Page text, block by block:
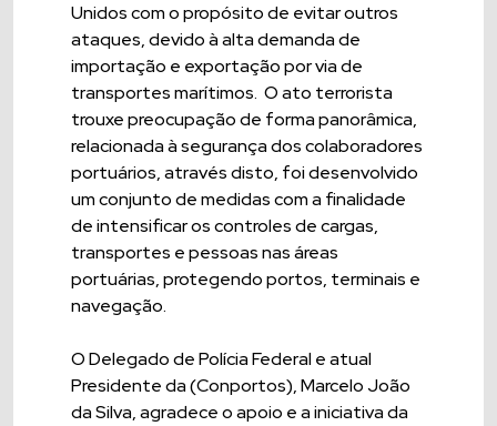
Unidos com o propósito de evitar outros
ataques, devido à alta demanda de
importação e exportação por via de
transportes marítimos. O ato terrorista
trouxe preocupação de forma panorâmica,
relacionada à segurança dos colaboradores
portuários, através disto, foi desenvolvido
um conjunto de medidas com a finalidade
de intensificar os controles de cargas,
transportes e pessoas nas áreas
portuárias, protegendo portos, terminais e
navegação.
O Delegado de Polícia Federal e atual
Presidente da (Conportos), Marcelo João
da Silva, agradece o apoio e a iniciativa da